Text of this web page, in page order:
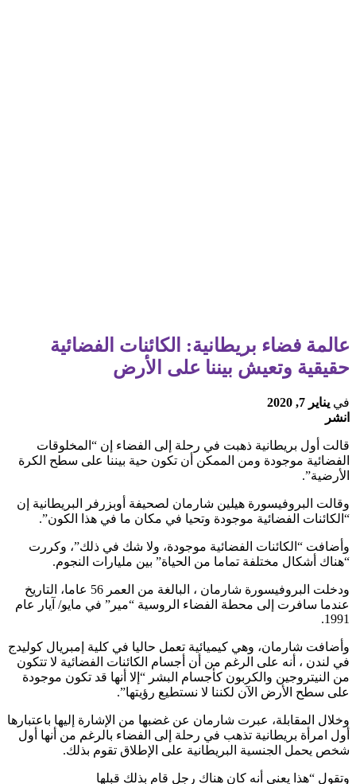
عالمة فضاء بريطانية: الكائنات الفضائية
حقيقية وتعيش بيننا على الأرض
في يناير 7, 2020
انشر
قالت أول بريطانية ذهبت في رحلة إلى الفضاء إن “المخلوقات
الفضائية موجودة ومن الممكن أن تكون حية بيننا على سطح الكرة
الأرضية”.
وقالت البروفيسورة هيلين شارمان لصحيفة أوبزرفر البريطانية إن
“الكائنات الفضائية موجودة وتحيا في مكان ما في هذا الكون”.
وأضافت “الكائنات الفضائية موجودة، ولا شك في ذلك”، وكررت
“هناك أشكال مختلفة تماما من الحياة” بين مليارات النجوم.
ودخلت البروفيسورة شارمان ، البالغة من العمر 56 عاما، التاريخ
عندما سافرت إلى محطة الفضاء الروسية “مير” في مايو/ آيار عام
1991.
وأضافت شارمان، وهي كيميائية تعمل حاليا في كلية إمبريال كوليدج
في لندن ، أنه على الرغم من أن أجسام الكائنات الفضائية لا تتكون
من النيتروجين والكربون كأجسام البشر “إلا أنها قد تكون موجودة
على سطح الأرض الآن لكننا لا نستطيع رؤيتها”.
وخلال المقابلة، عبرت شارمان عن غضبها من الإشارة إليها باعتبارها
أول امرأة بريطانية تذهب في رحلة إلى الفضاء بالرغم من أنها أول
شخص يحمل الجنسية البريطانية على الإطلاق تقوم بذلك.
وتقول “هذا يعنى أنه كان هناك رجل قام بذلك قبلها